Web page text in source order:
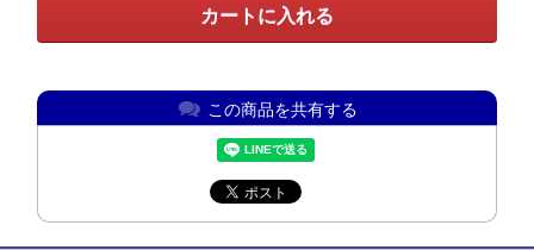
この商品を共有する